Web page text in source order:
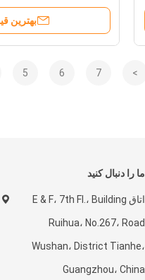
بهترین
5 6 7 >
ما را دنبال کنید
اتاق E & F، 7th Fl.، Building
Ruihua، No.267، Road
Wushan، District Tianhe،
Guangzhou، China